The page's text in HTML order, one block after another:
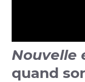
Nouvelle
quand